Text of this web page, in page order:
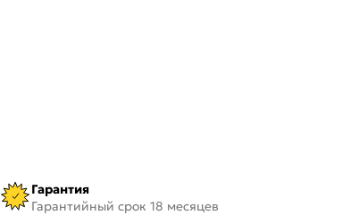
Гарантия
Гарантийный срок 18 месяцев